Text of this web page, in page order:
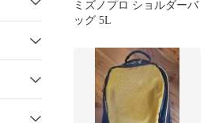
ミズノプロ ショルダーバ
ッグ 5L